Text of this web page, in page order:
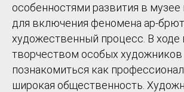
особенностями развития в
для включения феномена ар-
художественный процесс. В ходе
творчеством особых художников
познакомиться как
широкая общественность.